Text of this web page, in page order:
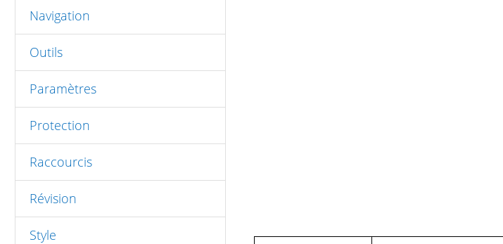
Navigation
Outils
Paramètres
Protection
Raccourcis
Révision
Style